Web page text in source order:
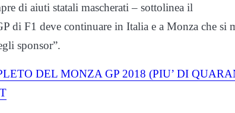
di aiuti statali mascherati – sottolinea il
di F1 deve continuare in Italia e a Monza che si
sponsor”.
DEL MONZA GP 2018 (PIU’ DI